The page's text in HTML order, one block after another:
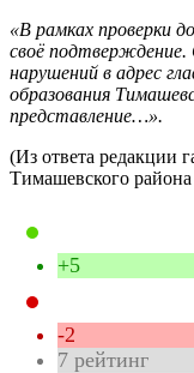
«В рамках проверки
своё подтверждение.
нарушений в адрес
образования
представление…».
(Из ответа редакции
Тимашевского
+5
-2
7 рейтинг